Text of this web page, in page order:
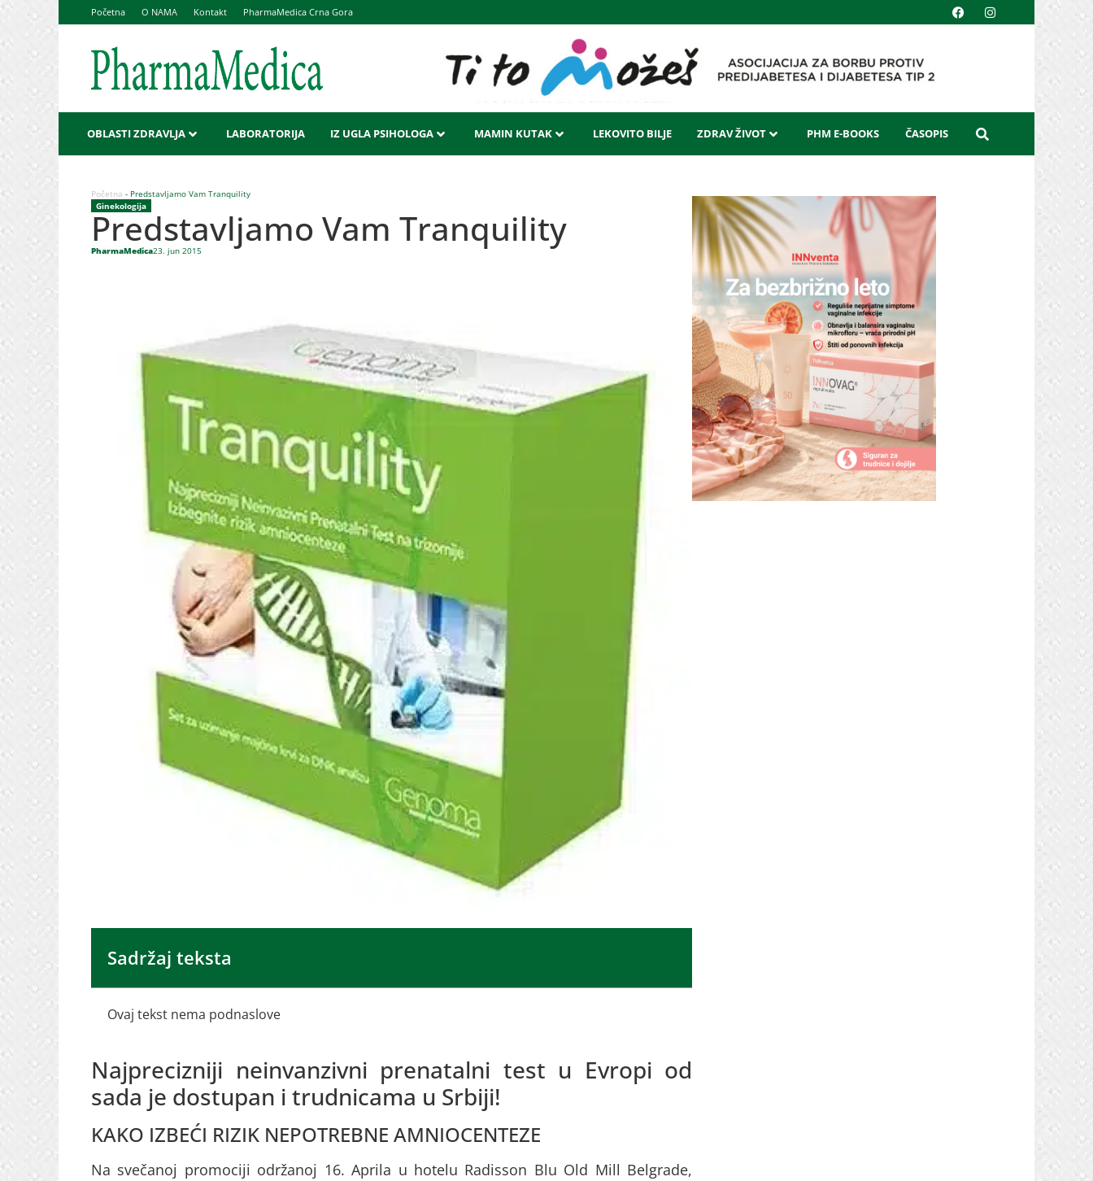
Početna O NAMA Kontakt PharmaMedica Crna Gora
OBLASTI ZDRAVLJA LABORATORIJA IZ UGLA PSIHOLOGA MAMIN KUTAK LEKOVITO BILJE ZDRAV ŽIVOT PHM E-BOOKS ČASOPIS
Početna - Predstavljamo Vam Tranquility
Ginekologija
Predstavljamo Vam Tranquility
PharmaMedica23. jun 2015
Sadržaj teksta
Ovaj tekst nema podnaslove
Najprecizniji neinvanzivni prenatalni test u Evropi od
sada je dostupan i trudnicama u Srbiji!
KAKO IZBEĆI RIZIK NEPOTREBNE AMNIOCENTEZE
Na svečanoj promociji održanoj 16. Aprila u hotelu Radisson Blu Old Mill Belgrade,